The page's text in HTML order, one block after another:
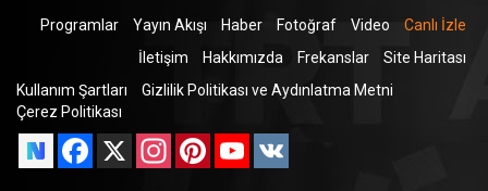
Programlar Yayın Akışı Haber Fotoğraf Video
Canlı İzle
İletişim
Hakkımızda Frekanslar
Site Haritası
Kullanım Şartları
Gizlilik Politikası ve Aydınlatma Metni
Çerez Politikası
Facebook
X InstagramPinterestYouTube